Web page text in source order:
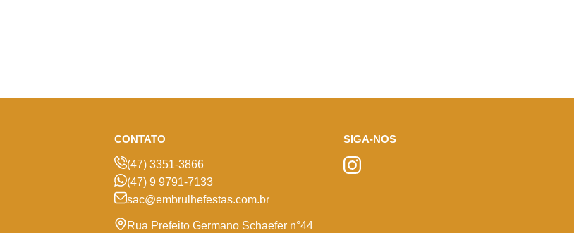
CONTATO
(47) 3351-3866
(47) 9 9791-7133
sac@embrulhefestas.com.br
Rua Prefeito Germano Schaefer n°44
SIGA-NOS